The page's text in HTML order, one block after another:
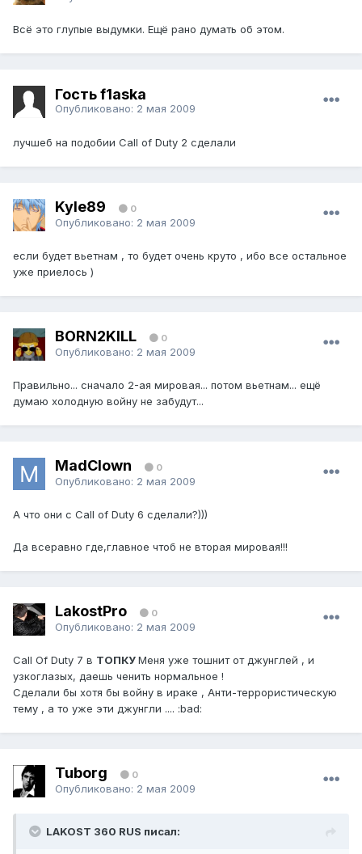
Всё это глупые выдумки. Ещё рано думать об этом.
Гость f1aska
Опубликовано: 2 мая 2009
лучшеб на подобии Call of Duty 2 сделали
Kyle89 0
Опубликовано: 2 мая 2009
если будет вьетнам , то будет очень круто , ибо все остальное
уже приелось )
BORN2KILL 0
Опубликовано: 2 мая 2009
Правильно... сначало 2-ая мировая... потом вьетнам... ещё
думаю холодную войну не забудут...
MadClown 0
Опубликовано: 2 мая 2009
А что они с Call of Duty 6 сделали?)))
Да всеравно где,главное чтоб не вторая мировая!!!
LakostPro 0
Опубликовано: 2 мая 2009
Call Of Duty 7 в ТОПКУМеня уже тошнит от джунглей , и
узкоглазых, даешь ченить нормальное !
Сделали бы хотя бы войну в ираке , Анти-террористическую
тему , а то уже эти джунгли .... :bad:
Tuborg 0
Опубликовано: 2 мая 2009
LAKOST 360 RUS писал: